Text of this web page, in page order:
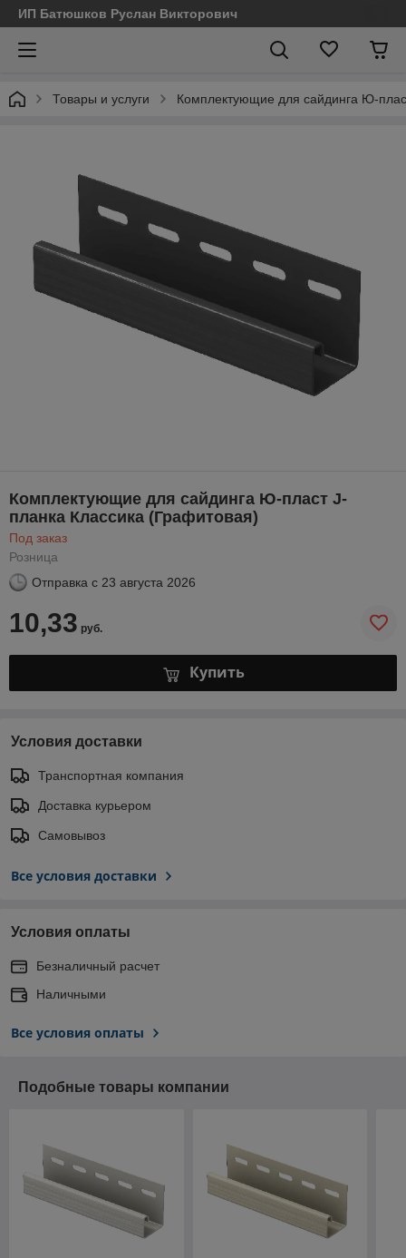
ИП Батюшков Руслан Викторович
Товары и услуги Комплектующие для сайдинга Ю-
Комплектующие для сайдинга Ю-пласт J-
планка Классика (Графитовая)
Под заказ
Розница
Отправка с 23 августа 2026
10,33 руб.
Купить
Условия доставки
Транспортная компания
Доставка курьером
Самовывоз
Все условия доставки
Условия оплаты
Безналичный расчет
Наличными
Все условия оплаты
Подобные товары компании